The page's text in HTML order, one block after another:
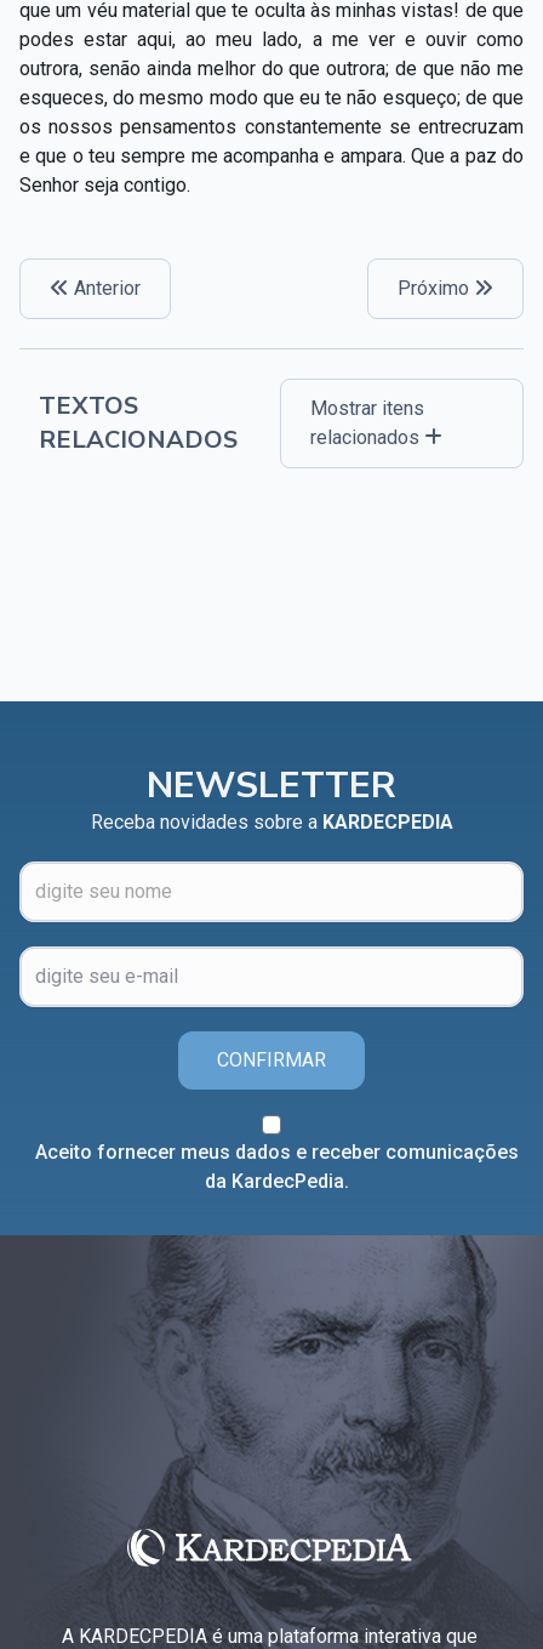
que um véu material que te oculta às minhas vistas! de que
podes estar aqui, ao meu lado, a me ver e ouvir como
outrora, senão ainda melhor do que outrora; de que não me
esqueces, do mesmo modo que eu te não esqueço; de que
os nossos pensamentos constantemente se entrecruzam
e que o teu sempre me acompanha e ampara. Que a paz do
Senhor seja contigo.
Anterior Próximo
TEXTOS
RELACIONADOS
Mostrar itens
relacionados
NEWSLETTER
Receba novidades sobre a KARDECPEDIA
CONFIRMAR
Aceito fornecer meus dados e receber comunicações
da KardecPedia.
A KARDECPEDIA é uma plataforma interativa que